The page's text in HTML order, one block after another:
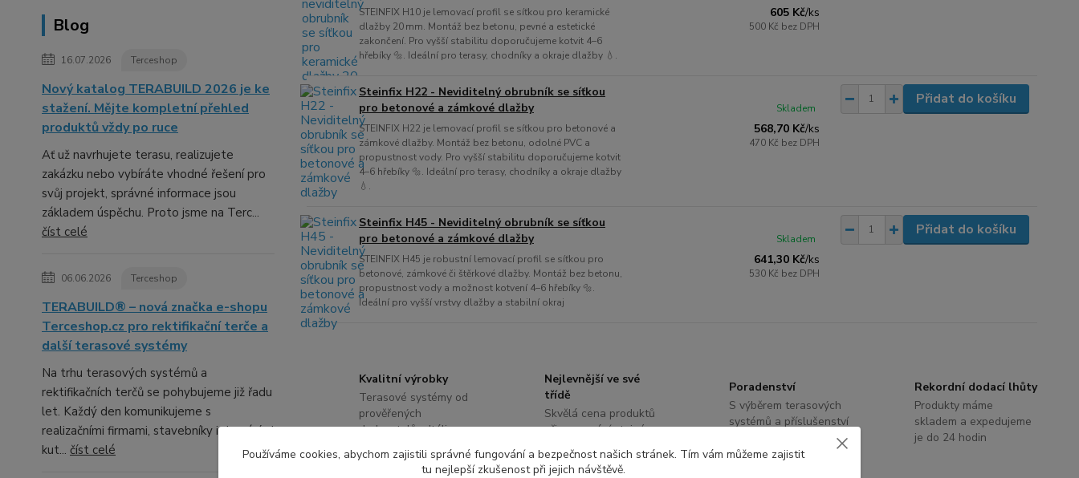
Blog
16.07.2026 Terceshop
Nový katalog TERABUILD 2026 je ke
stažení. Mějte kompletní přehled
produktů vždy po ruce
Ať už navrhujete terasu, realizujete
zakázku nebo vybíráte vhodné řešení pro
svůj projekt, správné informace jsou
základem úspěchu. Proto jsme na Terc...
číst celé
06.06.2026 Terceshop
TERABUILD® – nová značka e-shopu
Terceshop.cz pro rektifikační terče a
další terasové systémy
Na trhu terasových systémů a
rektifikačních terčů se pohybujeme již řadu
let. Každý den komunikujeme s
realizačními firmami, stavebníky i domácími
kut... číst celé
STEINFIX H10 je lemovací profil se síťkou pro keramické
dlažby 20 mm. Montáž bez betonu, pevné a estetické
zakončení. Pro vyšší stabilitu doporučujeme kotvit 4–6
hřebíky 🔩. Ideální pro terasy, chodníky a okraje dlažby 💧.
605 Kč/ks
500 Kč bez DPH
Steinfix H22 - Neviditelný obrubník se síťkou
pro betonové a zámkové dlažby
STEINFIX H22 je lemovací profil se síťkou pro betonové a
zámkové dlažby. Montáž bez betonu, odolné PVC a
propustnost vody. Pro vyšší stabilitu doporučujeme kotvit
4–6 hřebíky 🔩. Ideální pro terasy, chodníky a okraje dlažby
💧.
568,70 Kč/ks
470 Kč bez DPH
Skladem
Přidat do košíku
Steinfix H45 - Neviditelný obrubník se síťkou
pro betonové a zámkové dlažby
STEINFIX H45 je robustní lemovací profil se síťkou pro
betonové, zámkové či štěrkové dlažby. Montáž bez betonu,
propustnost vody a možnost kotvení 4–6 hřebíky 🔩.
Ideální pro vyšší vrstvy dlažby a stabilní okraj
641,30 Kč/ks
530 Kč bez DPH
Skladem
Přidat do košíku
Kvalitní výrobky
Terasové systémy od
prověřených
dodavatelů z Itálie,
Nejlevnější ve své
třídě
Skvělá cena produktů
při porovnání stejné
nosnosti
Poradenství
S výběrem terasových
systémů a příslušenství
Rekordní dodací lhůty
Produkty máme
skladem a expedujeme
je do 24 hodin
Používáme cookies, abychom zajistili správné fungování a bezpečnost našich stránek. Tím vám můžeme zajistit
tu nejlepší zkušenost při jejich návštěvě.